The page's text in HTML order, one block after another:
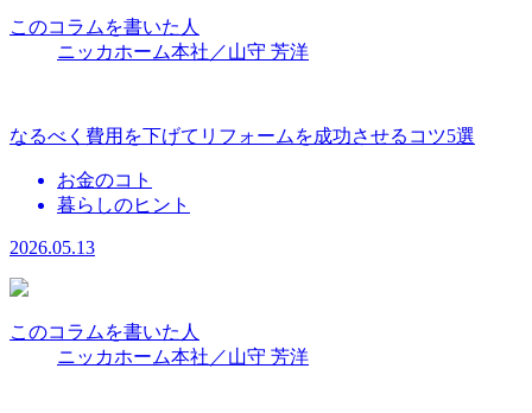
このコラムを書いた人
ニッカホーム本社／山守 芳洋
なるべく費用を下げてリフォームを成功させるコツ5選
お金のコト
暮らしのヒント
2026.05.13
このコラムを書いた人
ニッカホーム本社／山守 芳洋